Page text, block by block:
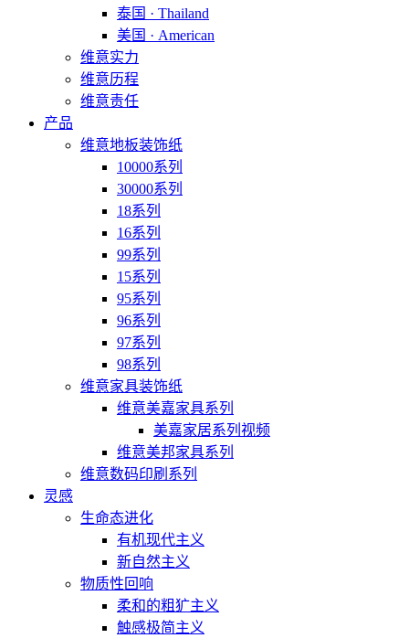
泰国 · Thailand
美国 · American
维意实力
维意历程
维意责任
产品
维意地板装饰纸
10000系列
30000系列
18系列
16系列
99系列
15系列
95系列
96系列
97系列
98系列
维意家具装饰纸
维意美嘉家具系列
美嘉家居系列视频
维意美邦家具系列
维意数码印刷系列
灵感
生命态进化
有机现代主义
新自然主义
物质性回响
柔和的粗犷主义
触感极简主义